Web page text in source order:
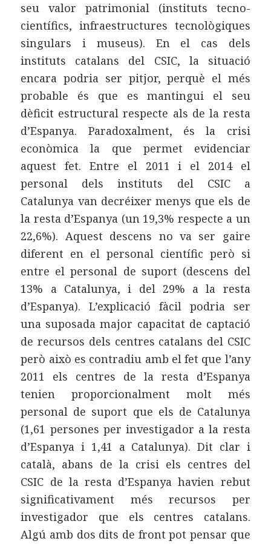
seu valor patrimonial (instituts tecno-
científics, infraestructures tecnològiques
singulars i museus). En el cas dels
instituts catalans del CSIC, la situació
encara podria ser pitjor, perquè el més
probable és que es mantingui el seu
dèficit estructural respecte als de la resta
d’Espanya. Paradoxalment, és la crisi
econòmica la que permet evidenciar
aquest fet. Entre el 2011 i el 2014 el
personal dels instituts del CSIC a
Catalunya van decréixer menys que els de
la resta d’Espanya (un 19,3% respecte a un
22,6%). Aquest descens no va ser gaire
diferent en el personal científic però si
entre el personal de suport (descens del
13% a Catalunya, i del 29% a la resta
d’Espanya). L’explicació fàcil podria ser
una suposada major capacitat de captació
de recursos dels centres catalans del CSIC
però això es contradiu amb el fet que l’any
2011 els centres de la resta d’Espanya
tenien proporcionalment molt més
personal de suport que els de Catalunya
(1,61 persones per investigador a la resta
d’Espanya i 1,41 a Catalunya). Dit clar i
català, abans de la crisi els centres del
CSIC de la resta d’Espanya havien rebut
significativament més recursos per
investigador que els centres catalans.
Algú amb dos dits de front pot pensar que